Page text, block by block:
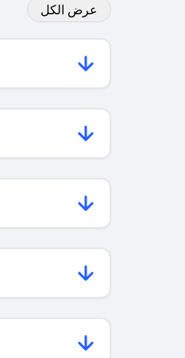
عرض الكل